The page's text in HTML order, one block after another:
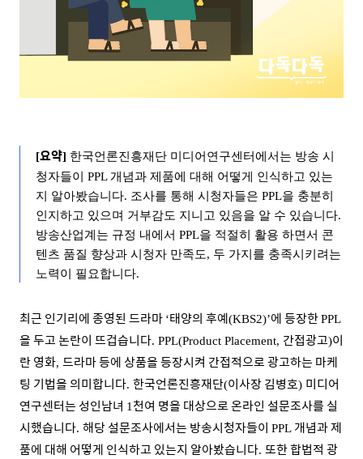
[요약] 한국언론진흥재단 미디어연구센터에서는 방송 시
청자들이 PPL 개념과 제품에 대해 어떻게 인식하고 있는
지 알아봤습니다. 조사를 통해 시청자들은 PPL을 충분히
인지하고 있으며 거부감도 지니고 있음을 알 수 있습니다.
방송산업계는 규정 내에서 PPL을 적절히 활용 하면서 콘
텐츠 품질 향상과 시청자 만족도, 두 가지를 충족시키려는
노력이 필요합니다.
최근 인기리에 종영된 드라마 ‘태양의 후예(KBS2)’에 등장한PPL
을 두고 논란이 뜨겁습니다. PPL(Product Placement, 간접광고)이
란 영화, 드라마 등에 상품을 등장시켜 간접적으로 광고하는 마케
팅 기법을 의미합니다. 한국언론진흥재단(이사장 김병호) 미디어
연구센터는 성인남녀 1 천여 명을 대상으로 온라인 설문조사를 실
시했습니다. 해당 설문조사에서는 방송시청자들이 PPL 개념과 제
품에 대해 어떻게 인식하고 있는지 알아봤습니다. 또한 합법적 광